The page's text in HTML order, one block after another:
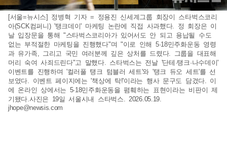
[서울=뉴시스] 정병혁 기자 = 정용진 신세계그룹 회장이 스타벅스코리
아(SCK컴퍼니) '탱크데이' 마케팅 논란에 직접 사과했다. 정 회장은 이
날 입장문을 통해 "스타벅스코리아가 있어서도 안 되고 용납될 수도
없는 부적절한 마케팅을 진행했다"며 "이로 인해 5·18민주화운동 영령
과 유가족, 그리고 국민 여러분께 깊은 상처를 드렸다. 그룹을 대표해
머리 숙여 사죄드린다"고 말했다. 스타벅스는 전날 '단테·탱크·나수데이'
이벤트를 진행하며 '컬러풀 탱크 텀블러 세트'와 '탱크 듀오 세트'를 선
보였다. 이벤트 페이지에는 '책상에 탁!'이라는 행사 문구도 담겼다. 이
에 온라인 상에서는 5·18민주화운동을 폄훼하는 표현이라는 비판이 제
기됐다.사진은 19일 서울시내 스타벅스. 2026.05.19.
jhope@newsis.com